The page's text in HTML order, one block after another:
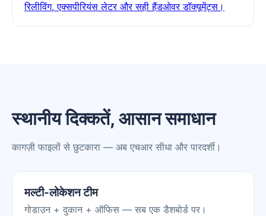
रिलीविंग, एक्सपीरियंस लेटर और सही हैंडओवर डॉक्यूमेंट्स।
स्थानीय दिक्कतें, आसान समाधान
कागज़ी फाइलों से छुटकारा — अब एचआर सीधा और पारदर्शी।
मल्टी-लोकेशन टीम
गोडाउन + दुकान + ऑफिस — सब एक डैशबोर्ड पर।